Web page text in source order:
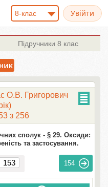
8-клас
Підручники 8 клас
О.В. Григорович
з 256
сполук - § 29. Оксиди:
та застосування.
154